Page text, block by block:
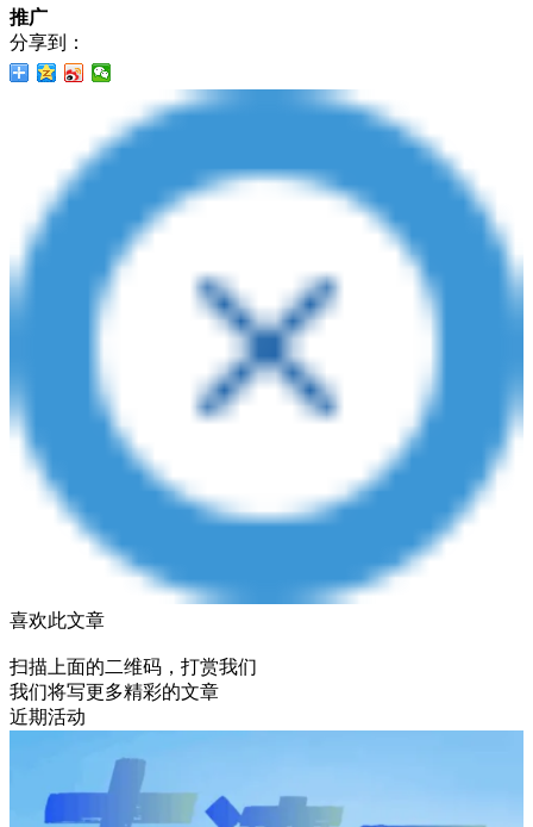
推广
分享到：
喜欢此文章
扫描上面的二维码，打赏我们
我们将写更多精彩的文章
近期活动